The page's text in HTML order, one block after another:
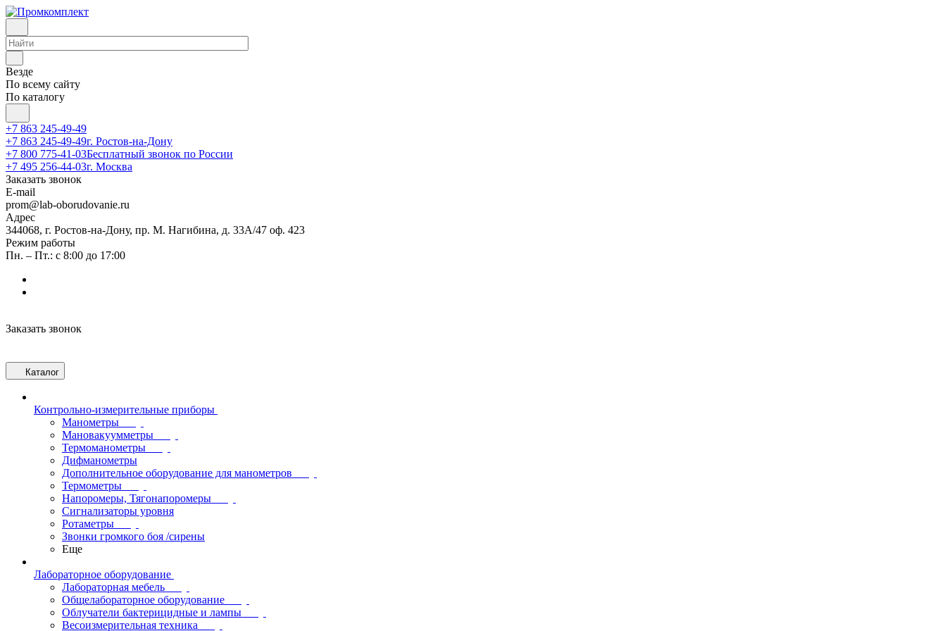
Везде
По всему сайту
По каталогу
+7 863 245-49-49
+7 863 245-49-49г. Ростов-на-Дону
+7 800 775-41-03Бесплатный звонок по России
+7 495 256-44-03г. Москва
Заказать звонок
E-mail
prom@lab-oborudovanie.ru
Адрес
344068, г. Ростов-на-Дону, пр. М. Нагибина, д. 33А/47 оф. 423
Режим работы
Пн. – Пт.: с 8:00 до 17:00
Заказать звонок
Каталог
Контрольно-измерительные приборы
Манометры
Мановакуумметры
Термоманометры
Дифманометры
Дополнительное оборудование для манометров
Термометры
Напоромеры, Тягонапоромеры
Сигнализаторы уровня
Ротаметры
Звонки громкого боя /сирены
Еще
Лабораторное оборудование
Лабораторная мебель
Общелабораторное оборудование
Облучатели бактерицидные и лампы
Весоизмерительная техника